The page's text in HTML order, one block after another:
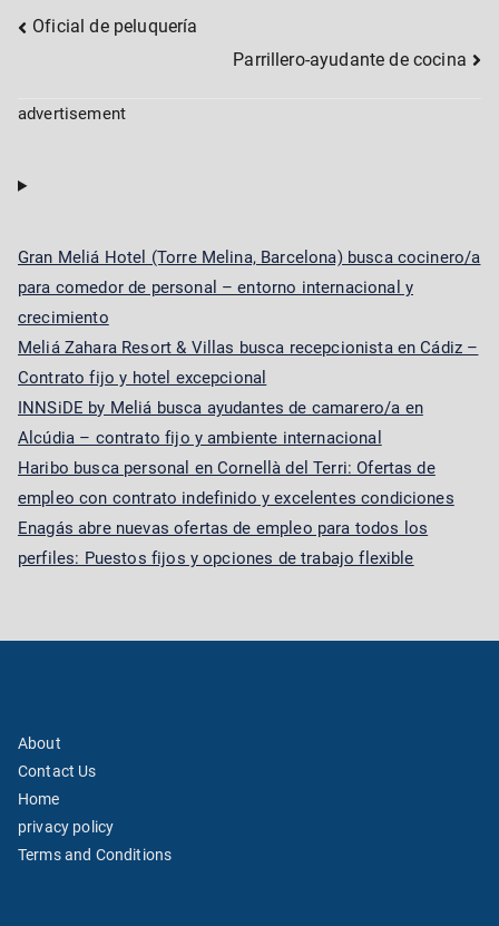
Post
Oficial de peluquería
Parrillero-ayudante de cocina
advertisement
Gran Meliá Hotel (Torre Melina, Barcelona) busca cocinero/a
para comedor de personal – entorno internacional y
crecimiento
Meliá Zahara Resort & Villas busca recepcionista en Cádiz –
Contrato fijo y hotel excepcional
INNSiDE by Meliá busca ayudantes de camarero/a en
Alcúdia – contrato fijo y ambiente internacional
Haribo busca personal en Cornellà del Terri: Ofertas de
empleo con contrato indefinido y excelentes condiciones
Enagás abre nuevas ofertas de empleo para todos los
perfiles: Puestos fijos y opciones de trabajo flexible
About
Contact Us
Home
privacy policy
Terms and Conditions